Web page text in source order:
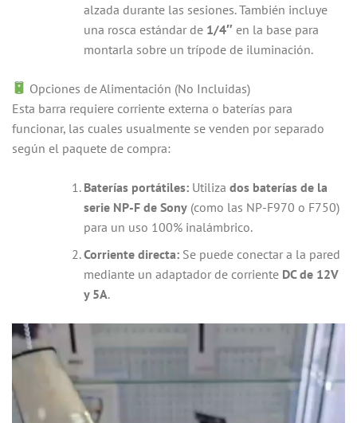
alzada durante las sesiones. También incluye
una rosca estándar de 1/4″en la base para
montarla sobre un trípode de iluminación.
Opciones de Alimentación (No Incluidas)
Esta barra requiere corriente externa o baterías para
funcionar, las cuales usualmente se venden por separado
según el paquete de compra:
Baterías portátiles:Utiliza dos baterías de la
serie NP-F de Sony(como las NP-F970 o F750)
para un uso 100% inalámbrico.
Corriente directa:Se puede conectar a la pared
mediante un adaptador de corriente DC de 12V
y 5A.
Reproductor
de